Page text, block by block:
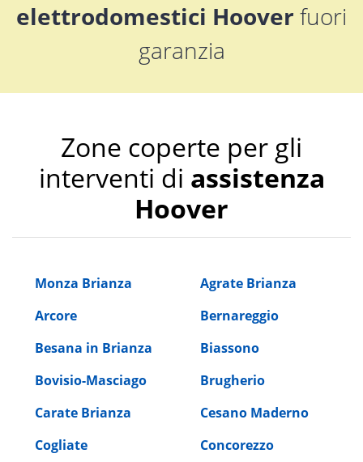
elettrodomestici Hoover fuori
garanzia
Zone coperte per gli
interventi di assistenza
Hoover
Monza Brianza
Agrate Brianza
Arcore
Bernareggio
Besana in Brianza
Biassono
Bovisio-Masciago
Brugherio
Carate Brianza
Cesano Maderno
Cogliate
Concorezzo